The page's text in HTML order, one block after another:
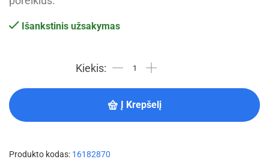
Išankstinis užsakymas
Į Krepšelį
Produkto kodas: 16182870